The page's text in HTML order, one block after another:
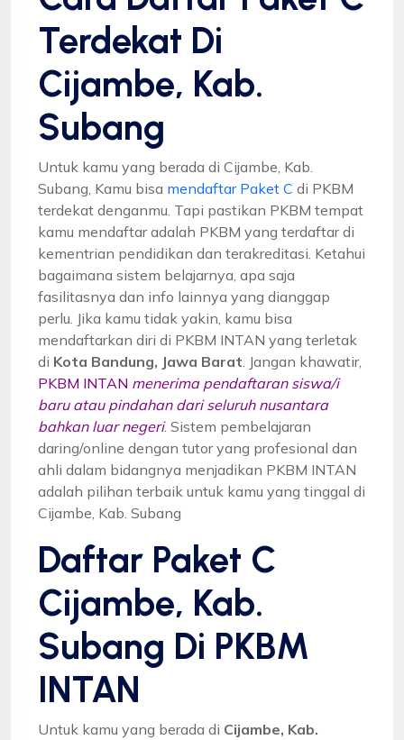
Terdekat Di
Cijambe, Kab.
Subang
Untuk kamu yang berada di Cijambe, Kab.
Subang, Kamu bisa mendaftar Paket C di PKBM
terdekat denganmu. Tapi pastikan PKBM tempat
kamu mendaftar adalah PKBM yang terdaftar di
kementrian pendidikan dan terakreditasi. Ketahui
bagaimana sistem belajarnya, apa saja
fasilitasnya dan info lainnya yang dianggap
perlu. Jika kamu tidak yakin, kamu bisa
mendaftarkan diri di PKBM INTAN yang terletak
di Kota Bandung, Jawa Barat . Jangan khawatir,
PKBM INTAN menerima pendaftaran siswa/i
baru atau pindahan dari seluruh nusantara
bahkan luar negeri. Sistem pembelajaran
daring/online dengan tutor yang profesional dan
ahli dalam bidangnya menjadikan PKBM INTAN
adalah pilihan terbaik untuk kamu yang tinggal di
Cijambe, Kab. Subang
Daftar Paket C
Cijambe, Kab.
Subang Di PKBM
INTAN
Untuk kamu yang berada di Cijambe, Kab.